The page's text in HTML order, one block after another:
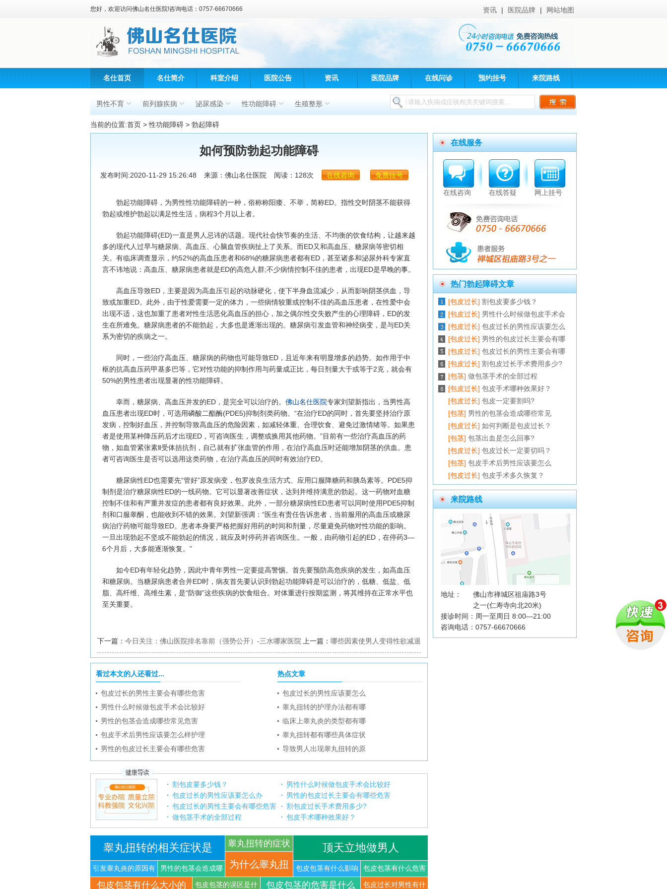
资讯 | 医院品牌 | 网站地图
您好，欢迎访问佛山名仕医院!咨询电话：0757-66670666
名仕首页 名仕简介 科室介绍 医院公告 资讯 医院品牌 在线问诊 预约挂号 来院路线
男性不育 前列腺疾病 泌尿感染 性功能障碍 生殖整形
当前的位置:首页 >性功能障碍 > 勃起障碍
如何预防勃起功能障碍
发布时间:2020-11-29 15:26:48 来源：佛山名仕医院 阅读：128次 在线咨询 免费挂号
勃起功能障碍，为男性性功能障碍的一种，俗称称阳痿、不举，简称ED。指性交时阴茎不能获得
勃起或维护勃起以满足性生活，病程3个月以上者。
勃起功能障碍(ED)一直是男人忌讳的话题。现代社会快节奏的生活、不均衡的饮食结构，让越来越
多的现代人过早与糖尿病、高血压、心脑血管疾病扯上了关系。而ED又和高血压、糖尿病等密切相
关。有临床调查显示，约52%的高血压患者和68%的糖尿病患者都有ED，甚至诸多和泌尿外科专家直
言不讳地说：高血压、糖尿病患者就是ED的高危人群;不少病情控制不佳的患者，出现ED是早晚的事。
高血压导致ED，主要是因为高血压引起的动脉硬化，使下半身血流减少，从而影响阴茎供血，导
致或加重ED。此外，由于性爱需要一定的体力，一些病情较重或控制不佳的高血压患者，在性爱中会
出现不适，这也加重了患者对性生活恶化高血压的担心，加之偶尔性交失败产生的心理障碍，ED的发
生在所难免。糖尿病患者的不能勃起，大多也是逐渐出现的。糖尿病引发血管和神经病变，是与ED关
系为密切的疾病之一。
同时，一些治疗高血压、糖尿病的药物也可能导致ED，且近年来有明显增多的趋势。如作用于中
枢的抗高血压药甲基多巴等，它对性功能的抑制作用与药量成正比，每日剂量大于或等于2克，就会有
50%的男性患者出现显著的性功能障碍。
幸而，糖尿病、高血压并发的ED，是完全可以治疗的。 佛山名仕医院专家刘望新指出，当男性高
血压患者出现ED时，可选用磷酸二酯酶(PDE5)抑制剂类药物。“在治疗ED的同时，首先要坚持治疗原
发病，控制好血压，并控制导致高血压的危险因素，如减轻体重、合理饮食、避免过激情绪等。如果患
者是使用某种降压药后才出现ED，可咨询医生，调整或换用其他药物。”目前有一些治疗高血压的药
物，如血管紧张素Ⅱ受体拮抗剂，自己就有扩张血管的作用，在治疗高血压时还能增加阴茎的供血。患
者可咨询医生是否可以选用这类药物，在治疗高血压的同时有效治疗ED。
糖尿病性ED也需要先“管好”原发病变，包罗改良生活方式、应用口服降糖药和胰岛素等。PDE5抑
制剂是治疗糖尿病性ED的一线药物。它可以显著改善症状，达到并维持满意的勃起。这一药物对血糖
控制不佳和有严重并发症的患者都有良好效果。此外，一部分糖尿病性ED患者可以同时使用PDE5抑制
剂和口服睾酮，也能收到不错的效果。刘望新强调：“医生有责任告诉患者，当前服用的高血压或糖尿
病治疗药物可能导致ED。患者本身要严格把握好用药的时间和剂量，尽量避免药物对性功能的影响。
一旦出现勃起不坚或不能勃起的情况，就应及时停药并咨询医生。一般，由药物引起的ED，在停药3—
6个月后，大多能逐渐恢复。”
如今ED有年轻化趋势，因此中青年男性一定要提高警惕。首先要预防高危疾病的发生，如高血压
和糖尿病。当糖尿病患者合并ED时，病友首先要认识到勃起功能障碍是可以治疗的，低糖、低盐、低
脂、高纤维、高维生素，是“防御”这些疾病的饮食组合。对体重进行按期监测，将其维持在正常水平也
至关重要。
上一篇： 哪些因素使男人变得性欲减退
下一篇： 今日关注：佛山医院排名靠前（强势公开）-三水哪家医院
看阳痿比较好？
看过本文的人还看过...
包皮过长的男性主要会有哪些危害
男性什么时候做包皮手术会比较好
男性的包茎会造成哪些常见危害
包皮手术后男性应该要怎么样护理
男性的包皮过长主要会有哪些危害
热点文章
包皮过长的男性应该要怎么
睾丸扭转的护理办法都有哪
临床上睾丸炎的类型都有哪
睾丸扭转都有哪些具体症状
导致男人出现睾丸扭转的原
割包皮要多少钱？
男性什么时候做包皮手术会比较好
包皮过长的男性应该要怎么办
男性的包皮过长主要会有哪些危害
包皮过长的男性主要会有哪些危害
割包皮过长手术费用多少?
做包茎手术的全部过程
包皮手术哪种效果好？
睾丸扭转的相关症状是
引发睾丸炎的原因有
什
男性的包茎会造成哪
睾丸扭转的症状
你知道
为什么睾丸扭
顶天立地做男人
包皮包茎有什么影响 包皮包茎有什么危害
包皮包茎有什么大小的 包皮包茎的误区是什 包皮包茎的危害是什么 包皮过长对男性有什
在线服务
在线咨询 在线答疑 网上挂号
热门勃起障碍文章
[包皮过长] 割包皮要多少钱？
[包皮过长] 男性什么时候做包皮手术会
[包皮过长] 包皮过长的男性应该要怎么
[包皮过长] 男性的包皮过长主要会有哪
[包皮过长] 包皮过长的男性主要会有哪
[包皮过长] 割包皮过长手术费用多少?
[包茎] 做包茎手术的全部过程
[包皮过长] 包皮手术哪种效果好？
[包皮过长] 包皮一定要割吗?
[包茎] 男性的包茎会造成哪些常见
[包皮过长] 如何判断是包皮过长？
[包茎] 包茎出血是怎么回事?
[包皮过长] 包皮过长一定要切吗？
[包茎] 包皮手术后男性应该要怎么
[包皮过长] 包皮手术多久恢复？
来院路线
地址：
佛山市禅城区祖庙路3号
之一(仁寿寺向北20米)
接诊时间：周一至周日 8:00—21:00
咨询电话：0757-66670666